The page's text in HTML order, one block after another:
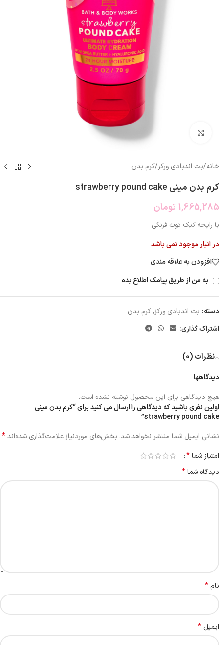
بزرگنمایی تصویر
خانه/بث اندبادی ورکز/کرم بدن
کرم بدن مینی strawberry pound cake
1,665,285 تومان
با رایحه کیک توت فرنگی
در انبار موجود نمی باشد
افزودن به علاقه مندی
به من از طریق پیامک اطلاع بده
دسته: بث اندبادی ورکز,کرم بدن
اشتراک گذاری:
نظرات (0)
دیدگاهها
هیچ دیدگاهی برای این محصول نوشته نشده است.
اولین نفری باشید که دیدگاهی را ارسال می کنید برای “کرم بدن مینی
strawberry pound cake”
نشانی ایمیل شما منتشر نخواهد شد. بخش‌های موردنیاز علامت‌گذاری شده‌اند*
امتیاز شما*
دیدگاه شما*
نام*
ایمیل *